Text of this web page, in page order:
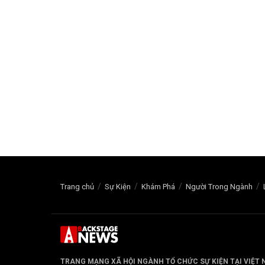
Trang chủ Sự Kiện Khám Phá Người Trong Ngành
TRANG MẠNG XÃ HỘI NGÀNH TỔ CHỨC SỰ KIỆN TẠI VIỆT